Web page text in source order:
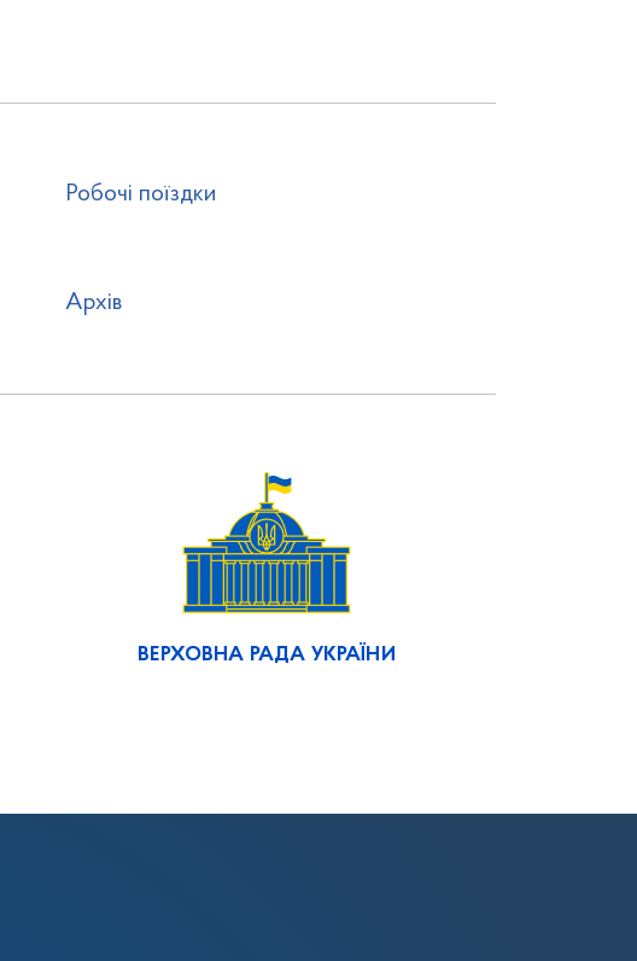
Робочі поїздки
Архів
ВЕРХОВНА РАДА УКРАЇНИ